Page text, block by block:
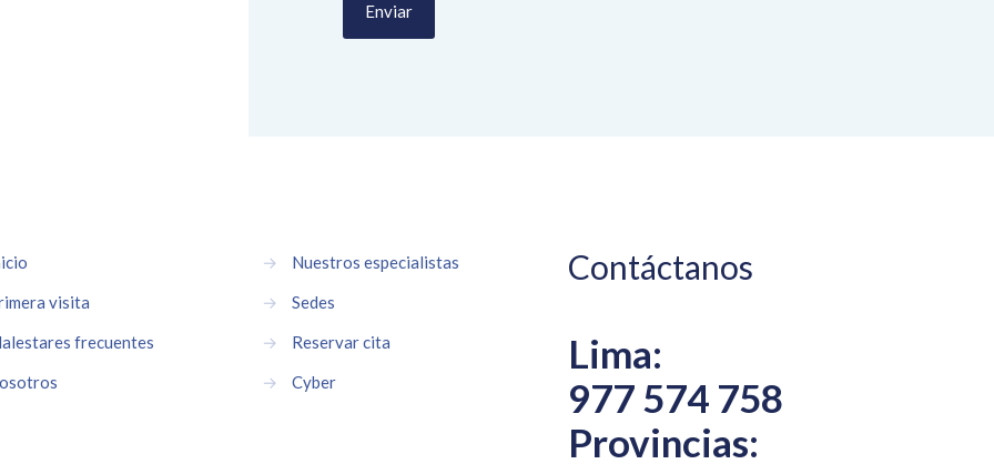
visita
frecuentes
→
Nuestros especialistas
→
Sedes
→
Reservar cita
→
Cyber
Contáctanos
Lima:
977 574 758
Provincias: